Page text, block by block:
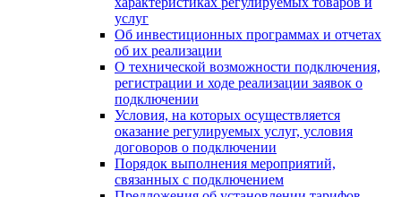
услуг
Об инвестиционных программах и отчетах
об их реализации
О технической возможности подключения,
регистрации и ходе реализации заявок о
подключении
Условия, на которых осуществляется
оказание регулируемых услуг, условия
договоров о подключении
Порядок выполнения мероприятий,
связанных с подключением